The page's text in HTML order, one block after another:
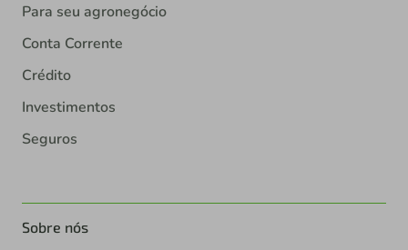
Para seu agronegócio
Conta Corrente
Crédito
Investimentos
Seguros
Sobre nós